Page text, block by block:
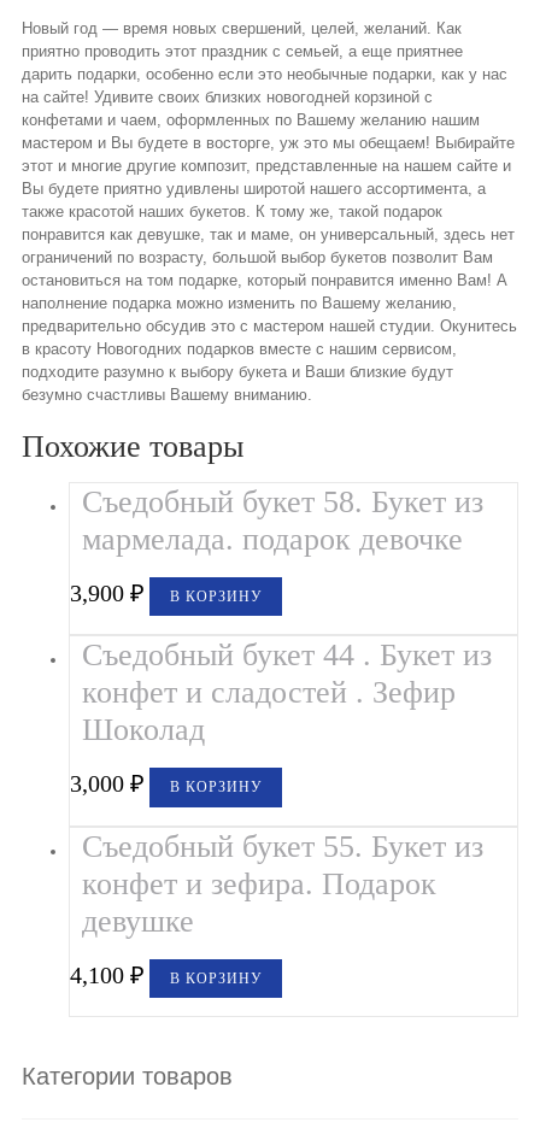
Новый год — время новых свершений, целей, желаний. Как
приятно проводить этот праздник с семьей, а еще приятнее
дарить подарки, особенно если это необычные подарки, как у нас
на сайте! Удивите своих близких новогодней корзиной с
конфетами и чаем, оформленных по Вашему желанию нашим
мастером и Вы будете в восторге, уж это мы обещаем! Выбирайте
этот и многие другие композит, представленные на нашем сайте и
Вы будете приятно удивлены широтой нашего ассортимента, а
также красотой наших букетов. К тому же, такой подарок
понравится как девушке, так и маме, он универсальный, здесь нет
ограничений по возрасту, большой выбор букетов позволит Вам
остановиться на том подарке, который понравится именно Вам! А
наполнение подарка можно изменить по Вашему желанию,
предварительно обсудив это с мастером нашей студии. Окунитесь
в красоту Новогодних подарков вместе с нашим сервисом,
подходите разумно к выбору букета и Ваши близкие будут
безумно счастливы Вашему вниманию.
Похожие товары
Съедобный букет 58. Букет из
мармелада. подарок девочке
3,900₽ В КОРЗИНУ
Съедобный букет 44 . Букет из
конфет и сладостей . Зефир
Шоколад
3,000₽ В КОРЗИНУ
Съедобный букет 55. Букет из
конфет и зефира. Подарок
девушке
4,100₽ В КОРЗИНУ
Категории товаров